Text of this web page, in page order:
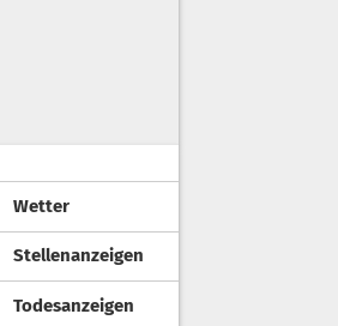
Wetter
Stellenanzeigen
Todesanzeigen